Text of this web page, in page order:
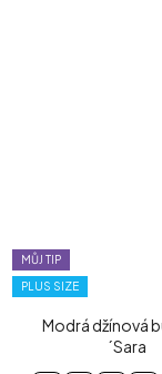
MŮJ TIP
PLUS SIZE
Modrá džínová
´Sara